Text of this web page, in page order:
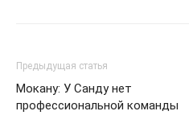
Предыдущая статья
Мокану: У Санду нет
профессиональной команды